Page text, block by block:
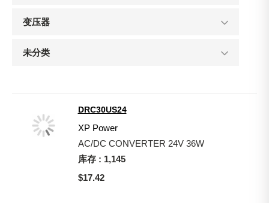
变压器
未分类
DRC30US24
XP Power
AC/DC CONVERTER 24V 36W
库存 : 1,145
$17.42